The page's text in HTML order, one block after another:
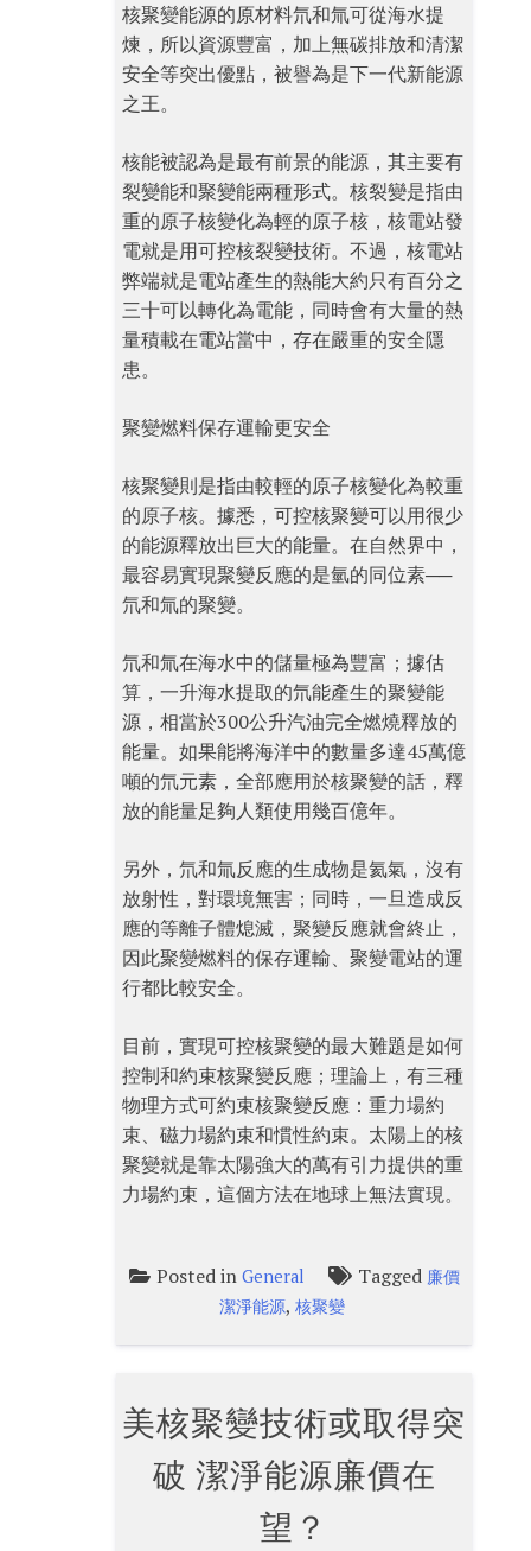
核聚變能源的原材料氘和氚可從海水提
煉，所以資源豐富，加上無碳排放和清潔
安全等突出優點，被譽為是下一代新能源
之王。
核能被認為是最有前景的能源，其主要有
裂變能和聚變能兩種形式。核裂變是指由
重的原子核變化為輕的原子核，核電站發
電就是用可控核裂變技術。不過，核電站
弊端就是電站產生的熱能大約只有百分之
三十可以轉化為電能，同時會有大量的熱
量積載在電站當中，存在嚴重的安全隱
患。
聚變燃料保存運輸更安全
核聚變則是指由較輕的原子核變化為較重
的原子核。據悉，可控核聚變可以用很少
的能源釋放出巨大的能量。在自然界中，
最容易實現聚變反應的是氫的同位素──
氘和氚的聚變。
氘和氚在海水中的儲量極為豐富；據估
算，一升海水提取的氘能產生的聚變能
源，相當於300公升汽油完全燃燒釋放的
能量。如果能將海洋中的數量多達45萬億
噸的氘元素，全部應用於核聚變的話，釋
放的能量足夠人類使用幾百億年。
另外，氘和氚反應的生成物是氦氣，沒有
放射性，對環境無害；同時，一旦造成反
應的等離子體熄滅，聚變反應就會終止，
因此聚變燃料的保存運輸、聚變電站的運
行都比較安全。
目前，實現可控核聚變的最大難題是如何
控制和約束核聚變反應；理論上，有三種
物理方式可約束核聚變反應：重力場約
束、磁力場約束和慣性約束。太陽上的核
聚變就是靠太陽強大的萬有引力提供的重
力場約束，這個方法在地球上無法實現。
Posted in General Tagged 廉價
潔淨能源,核聚變
美核聚變技術或取得突
破 潔淨能源廉價在
望？